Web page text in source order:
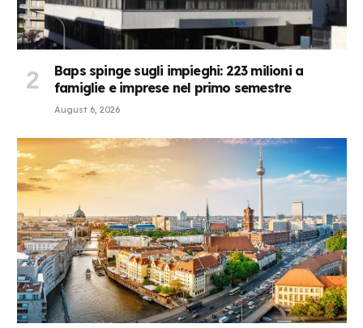
Baps spinge sugli impieghi: 223 milioni a
famiglie e imprese nel primo semestre
August 6, 2026